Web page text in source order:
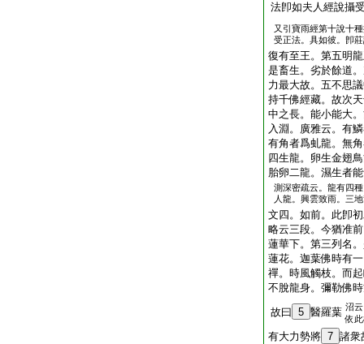
法卽如夫人經說攝
又引寶雨經第十說十
受正法。具如彼。卽
復有至王。第五明
是畜生。劣於餘道
力最大故。五不思
持千佛經藏。故次
中之長。能小能大
入淵。廣雅云。有
有角者爲虬龍。無
四生龍。卵生金翅
胎卵二龍。濕生者
測深密疏云。龍有四
人龍。興雲致雨。三
文四。如前。此卽
略云三段。今猶准
蓮華下。第三列名
蓮花。迦葉佛時有
禪。時風觸枝。而
不脫龍身。彌勒佛
故曰 5 醫羅葉 沼
依
有大力勢將 7 諸衆